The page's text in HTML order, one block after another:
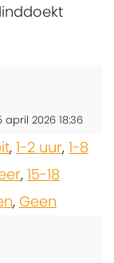
2026 18:36
, 1-2 uur, 1-8
, 15-18
, Geen